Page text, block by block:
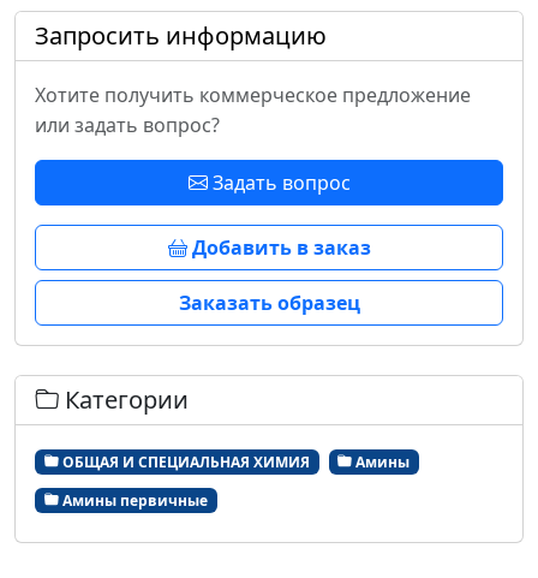
Запросить информацию
Хотите получить коммерческое предложение
или задать вопрос?
Задать вопрос
Добавить в заказ
Заказать образец
Категории
ОБЩАЯ И СПЕЦИАЛЬНАЯ ХИМИЯ
Амины
Амины первичные